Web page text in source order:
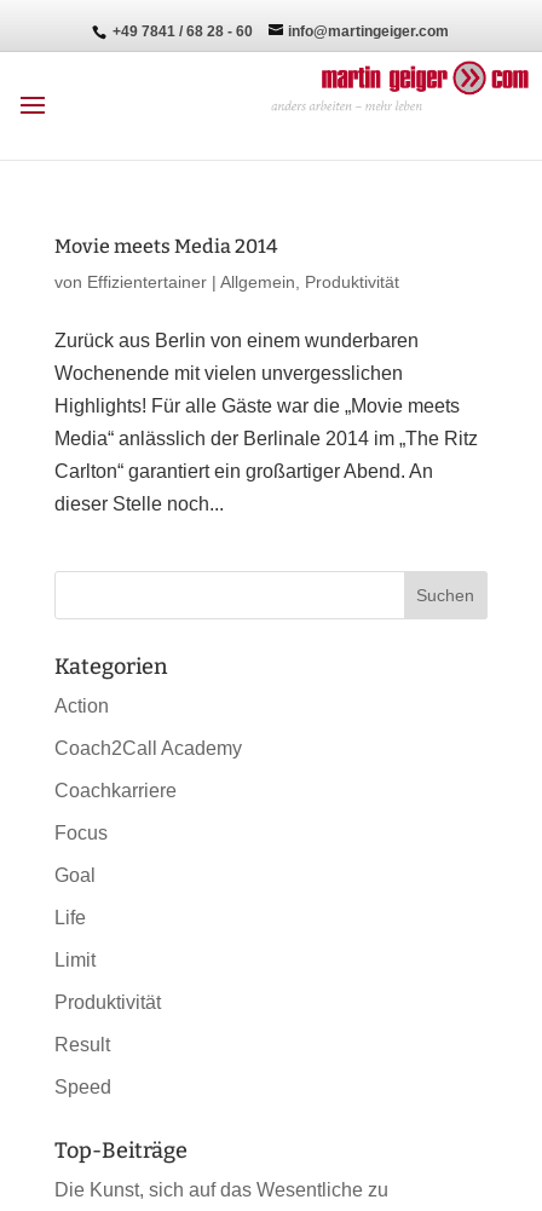
+49 7841 / 68 28 - 60 info@martingeiger.com
Movie meets Media 2014
von Effizientertainer| Allgemein Produktivität
Zurück aus Berlin von einem wunderbaren
Wochenende mit vielen unvergesslichen
Highlights! Für alle Gäste war die „Movie meets
Media“ anlässlich der Berlinale 2014 im „The Ritz
Carlton“ garantiert ein großartiger Abend. An
dieser Stelle noch...
Kategorien
Action
Coach2Call Academy
Coachkarriere
Focus
Goal
Life
Limit
Produktivität
Result
Speed
Top-Beiträge
Die Kunst, sich auf das Wesentliche zu